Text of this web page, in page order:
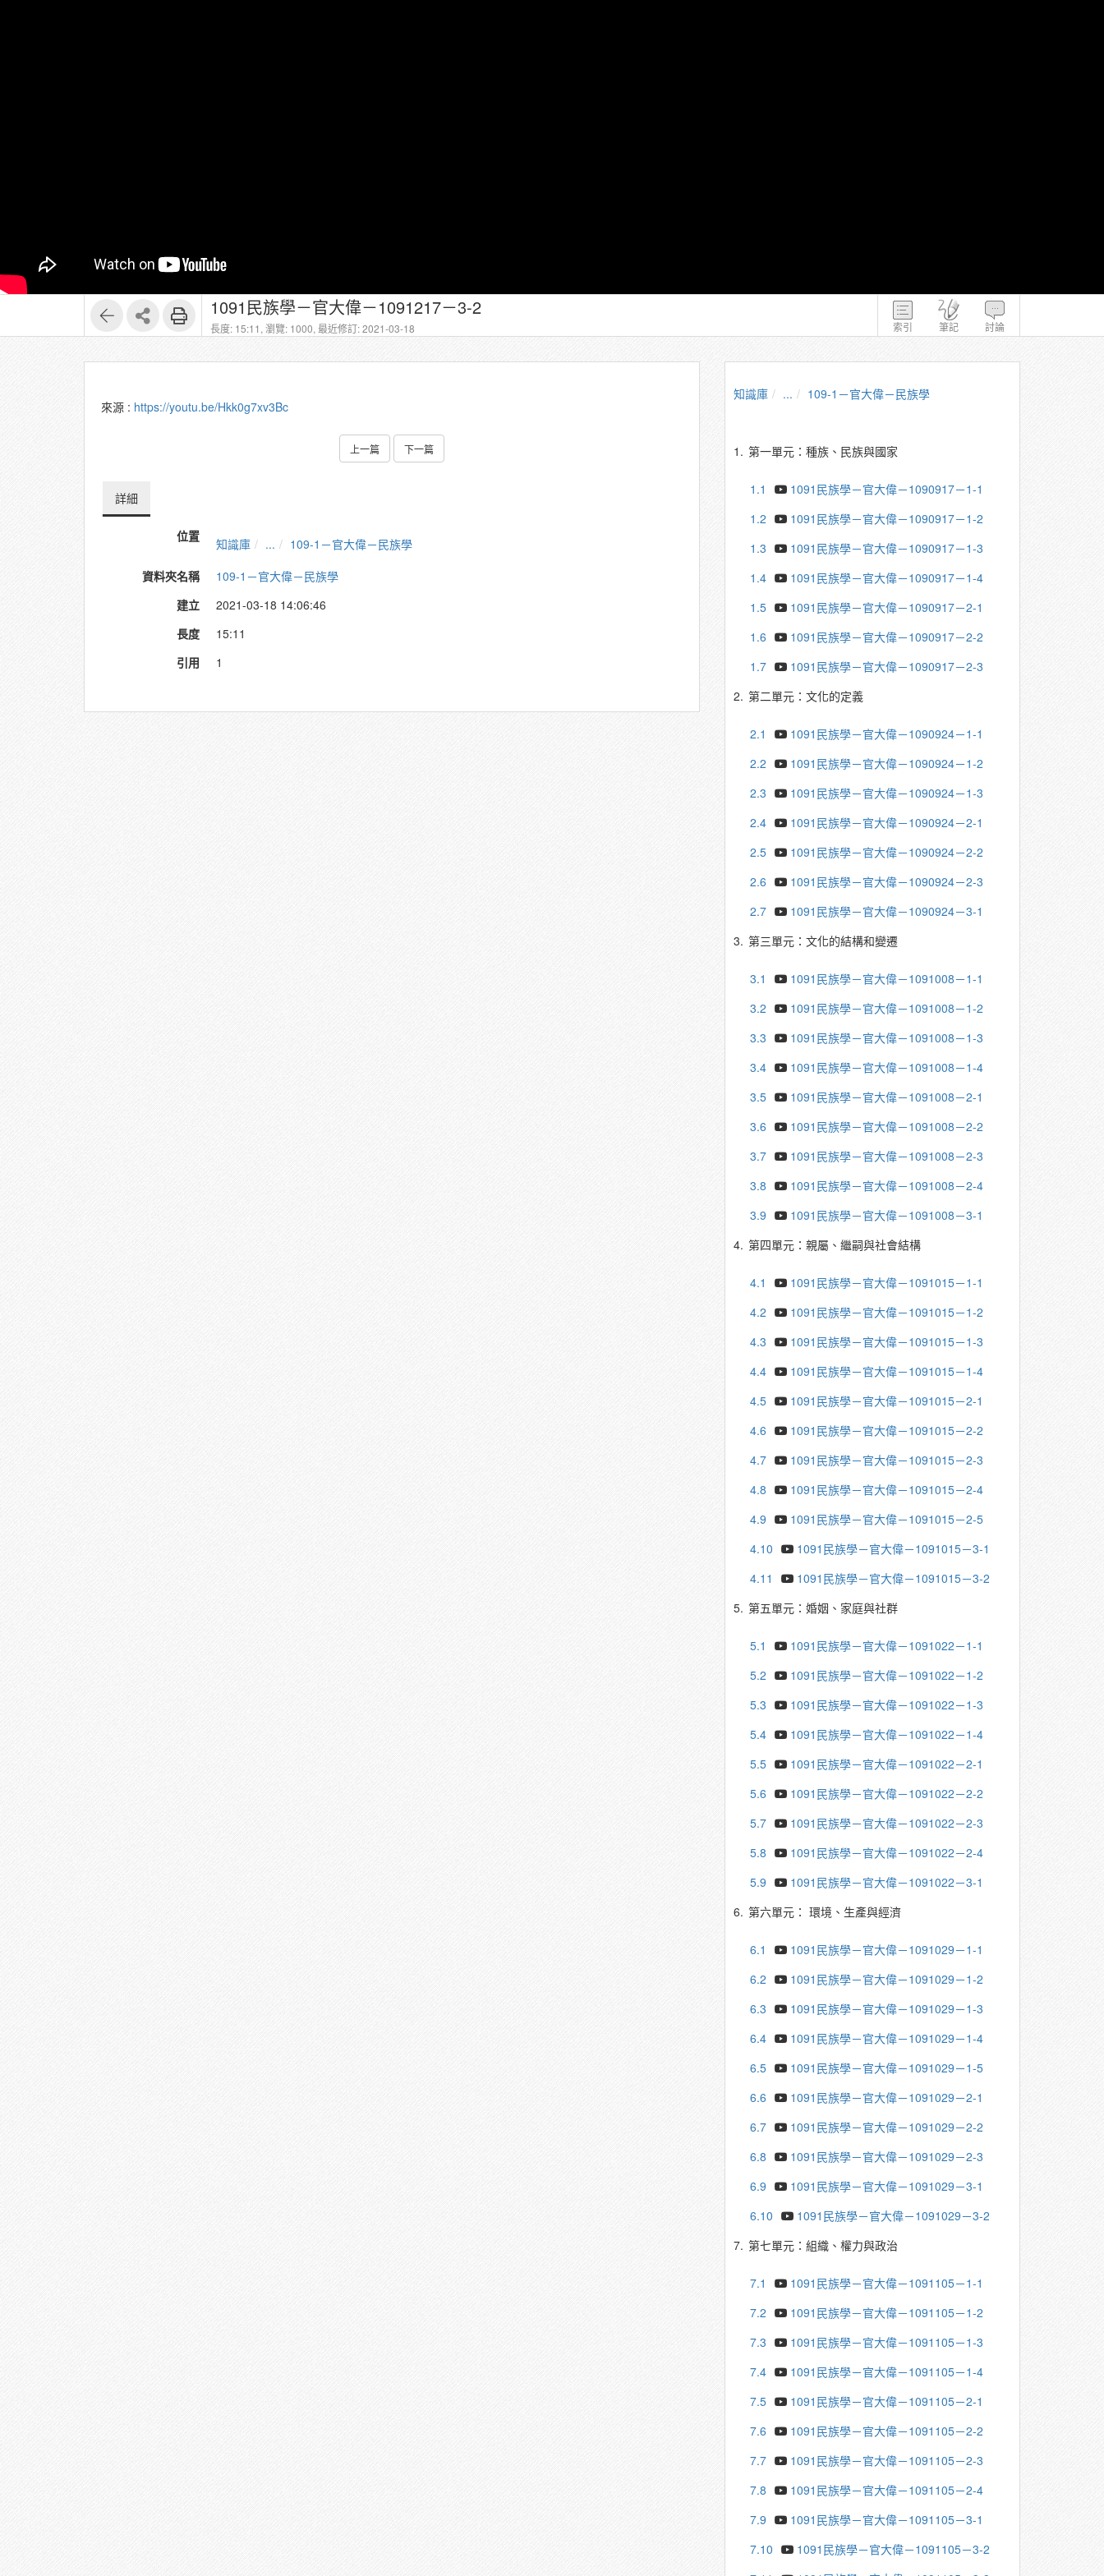
索引 筆記 討論
1091民族學－官大偉－1091217－3-2
長度: 15:11, 瀏覽: 1000, 最近修訂: 2021-03-18
來源 : https://youtu.be/Hkk0g7xv3Bc
上一篇 下一篇
詳細
位置 知識庫 ...
109-1－官大偉－民族學
資料夾名稱
109-1－官大偉－民族學
建立
2021-03-18 14:06:46
長度
15:11
引用
1
知識庫 ... 109-1－官大偉－民族學
1. 第一單元：種族、民族與國家
1.1
1091民族學－官大偉－1090917－1-1
1.2
1091民族學－官大偉－1090917－1-2
1.3
1091民族學－官大偉－1090917－1-3
1.4
1091民族學－官大偉－1090917－1-4
1.5
1091民族學－官大偉－1090917－2-1
1.6
1091民族學－官大偉－1090917－2-2
1.7
1091民族學－官大偉－1090917－2-3
2. 第二單元：文化的定義
2.1
1091民族學－官大偉－1090924－1-1
2.2
1091民族學－官大偉－1090924－1-2
2.3
1091民族學－官大偉－1090924－1-3
2.4
1091民族學－官大偉－1090924－2-1
2.5
1091民族學－官大偉－1090924－2-2
2.6
1091民族學－官大偉－1090924－2-3
2.7
1091民族學－官大偉－1090924－3-1
3. 第三單元：文化的結構和變遷
3.1
1091民族學－官大偉－1091008－1-1
3.2
1091民族學－官大偉－1091008－1-2
3.3
1091民族學－官大偉－1091008－1-3
3.4
1091民族學－官大偉－1091008－1-4
3.5
1091民族學－官大偉－1091008－2-1
3.6
1091民族學－官大偉－1091008－2-2
3.7
1091民族學－官大偉－1091008－2-3
3.8
1091民族學－官大偉－1091008－2-4
3.9
1091民族學－官大偉－1091008－3-1
4. 第四單元：親屬、繼嗣與社會結構
4.1
1091民族學－官大偉－1091015－1-1
4.2
1091民族學－官大偉－1091015－1-2
4.3
1091民族學－官大偉－1091015－1-3
4.4
1091民族學－官大偉－1091015－1-4
4.5
1091民族學－官大偉－1091015－2-1
4.6
1091民族學－官大偉－1091015－2-2
4.7
1091民族學－官大偉－1091015－2-3
4.8
1091民族學－官大偉－1091015－2-4
4.9
1091民族學－官大偉－1091015－2-5
4.10
1091民族學－官大偉－1091015－3-1
4.11
1091民族學－官大偉－1091015－3-2
5. 第五單元：婚姻、家庭與社群
5.1
1091民族學－官大偉－1091022－1-1
5.2
1091民族學－官大偉－1091022－1-2
5.3
1091民族學－官大偉－1091022－1-3
5.4
1091民族學－官大偉－1091022－1-4
5.5
1091民族學－官大偉－1091022－2-1
5.6
1091民族學－官大偉－1091022－2-2
5.7
1091民族學－官大偉－1091022－2-3
5.8
1091民族學－官大偉－1091022－2-4
5.9
1091民族學－官大偉－1091022－3-1
6. 第六單元： 環境、生產與經濟
6.1
1091民族學－官大偉－1091029－1-1
6.2
1091民族學－官大偉－1091029－1-2
6.3
1091民族學－官大偉－1091029－1-3
6.4
1091民族學－官大偉－1091029－1-4
6.5
1091民族學－官大偉－1091029－1-5
6.6
1091民族學－官大偉－1091029－2-1
6.7
1091民族學－官大偉－1091029－2-2
6.8
1091民族學－官大偉－1091029－2-3
6.9
1091民族學－官大偉－1091029－3-1
6.10
1091民族學－官大偉－1091029－3-2
7. 第七單元：組織、權力與政治
7.1
1091民族學－官大偉－1091105－1-1
7.2
1091民族學－官大偉－1091105－1-2
7.3
1091民族學－官大偉－1091105－1-3
7.4
1091民族學－官大偉－1091105－1-4
7.5
1091民族學－官大偉－1091105－2-1
7.6
1091民族學－官大偉－1091105－2-2
7.7
1091民族學－官大偉－1091105－2-3
7.8
1091民族學－官大偉－1091105－2-4
7.9
1091民族學－官大偉－1091105－3-1
7.10
1091民族學－官大偉－1091105－3-2